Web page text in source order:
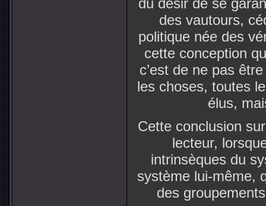
du désir de se
des vautours,
politique née des
cette conception
c’est de ne pas
les choses, toutes
élus,
Cette conclusion
lecteur,
intrinsèques du
système lui-même,
des